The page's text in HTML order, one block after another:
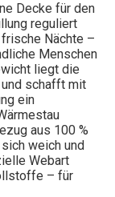
Decke für den
reguliert
Nächte –
Menschen
liegt die
schafft mit
ein
aus 100 %
weich und
Webart
– für